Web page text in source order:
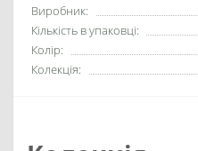
Виробник:
Кількість в упаковці:
Колір:
Колекція: